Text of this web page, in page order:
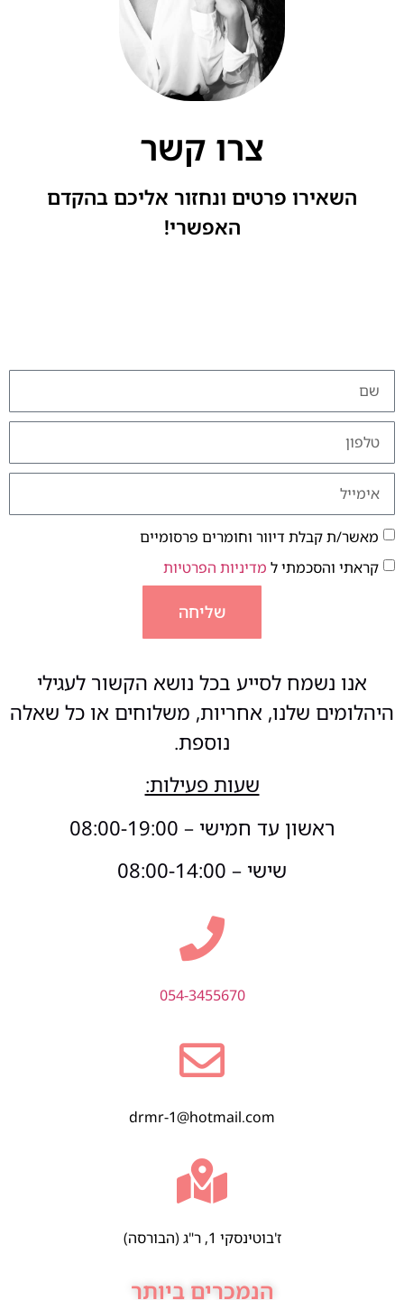
צרו קשר
השאירו פרטים ונחזור אליכם בהקדם
האפשרי!
מאשר/ת קבלת דיוור וחומרים פרסומיים
קראתי והסכמתי ל מדיניות הפרטיות
שליחה
אנו נשמח לסייע בכל נושא הקשור לעגילי
היהלומים שלנו, אחריות, משלוחים או כל שאלה
נוספת.
שעות פעילות:
ראשון עד חמישי – 08:00-19:00
שישי – 08:00-14:00
054-3455670
drmr-1@hotmail.com
ז'בוטינסקי 1, ר"ג (הבורסה)
הנמכרים ביותר